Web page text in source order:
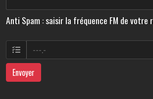
Anti Spam : saisir la fréquence FM de votre
Envoyer